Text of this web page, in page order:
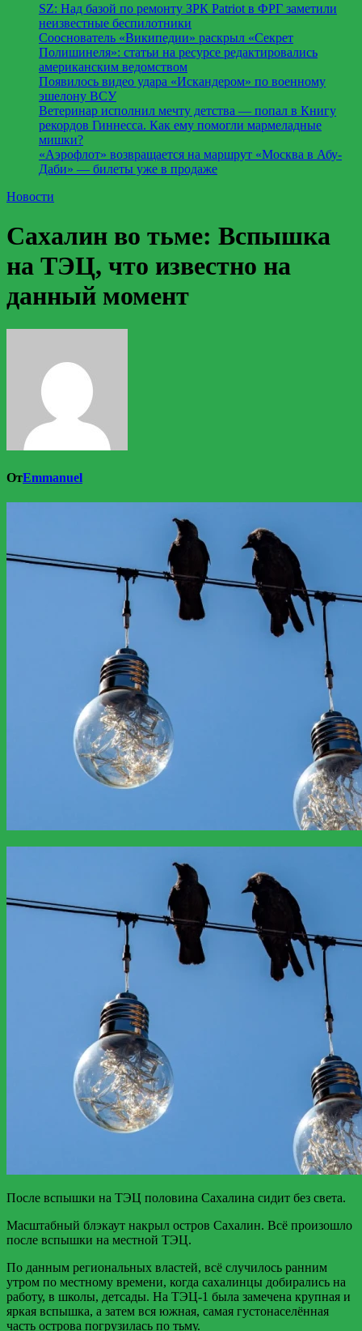
SZ: Над базой по ремонту ЗРК Patriot в ФРГ заметили
неизвестные беспилотники
Сооснователь «Википедии» раскрыл «Секрет
Полишинеля»: статьи на ресурсе редактировались
американским ведомством
Появилось видео удара «Искандером» по военному
эшелону ВСУ
Ветеринар исполнил мечту детства — попал в Книгу
рекордов Гиннесса. Как ему помогли мармеладные
мишки?
«Аэрофлот» возвращается на маршрут «Москва в Абу-
Даби» — билеты уже в продаже
Новости
Сахалин во тьме: Вспышка
на ТЭЦ, что известно на
данный момент
ОтEmmanuel
После вспышки на ТЭЦ половина Сахалина сидит без света.
Масштабный блэкаут накрыл остров Сахалин. Всё произошло
после вспышки на местной ТЭЦ.
По данным региональных властей, всё случилось ранним
утром по местному времени, когда сахалинцы добирались на
работу, в школы, детсады. На ТЭЦ-1 была замечена крупная и
яркая вспышка, а затем вся южная, самая густонаселённая
часть острова погрузилась по тьму.